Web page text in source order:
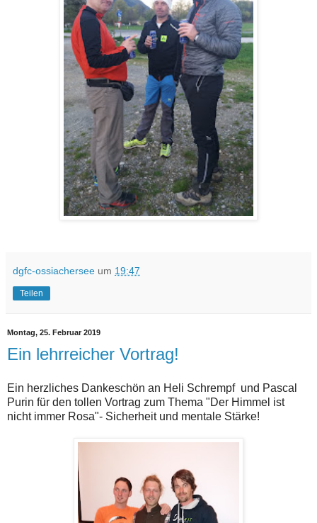
dgfc-ossiachersee um 19:47
Teilen
Montag, 25. Februar 2019
Ein lehrreicher Vortrag!
Ein herzliches Dankeschön an Heli Schrempf und Pascal
Purin für den tollen Vortrag zum Thema "Der Himmel ist
nicht immer Rosa"- Sicherheit und mentale Stärke!